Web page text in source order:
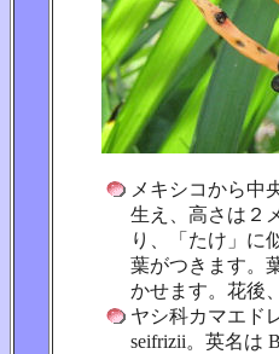
メキシコから中
生え、高さは２
り、「たけ」に
葉がつきます。
かせます。花後
ヤシ科カマエド
seifrizii。英名は